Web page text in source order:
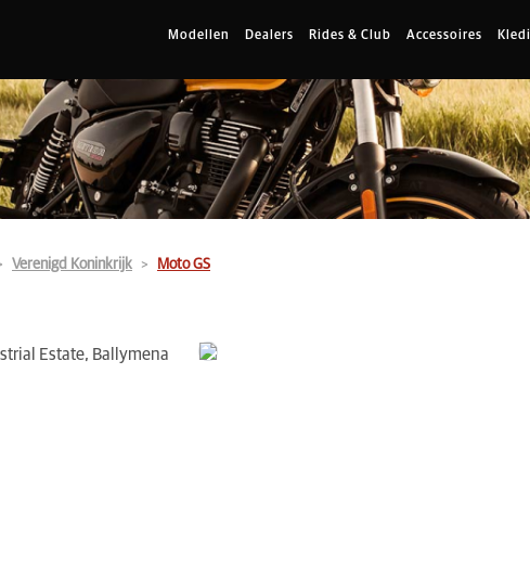
Modellen Dealers Rides & Club Accessoires
Verenigd Koninkrijk Moto GS
Estate, Ballymena